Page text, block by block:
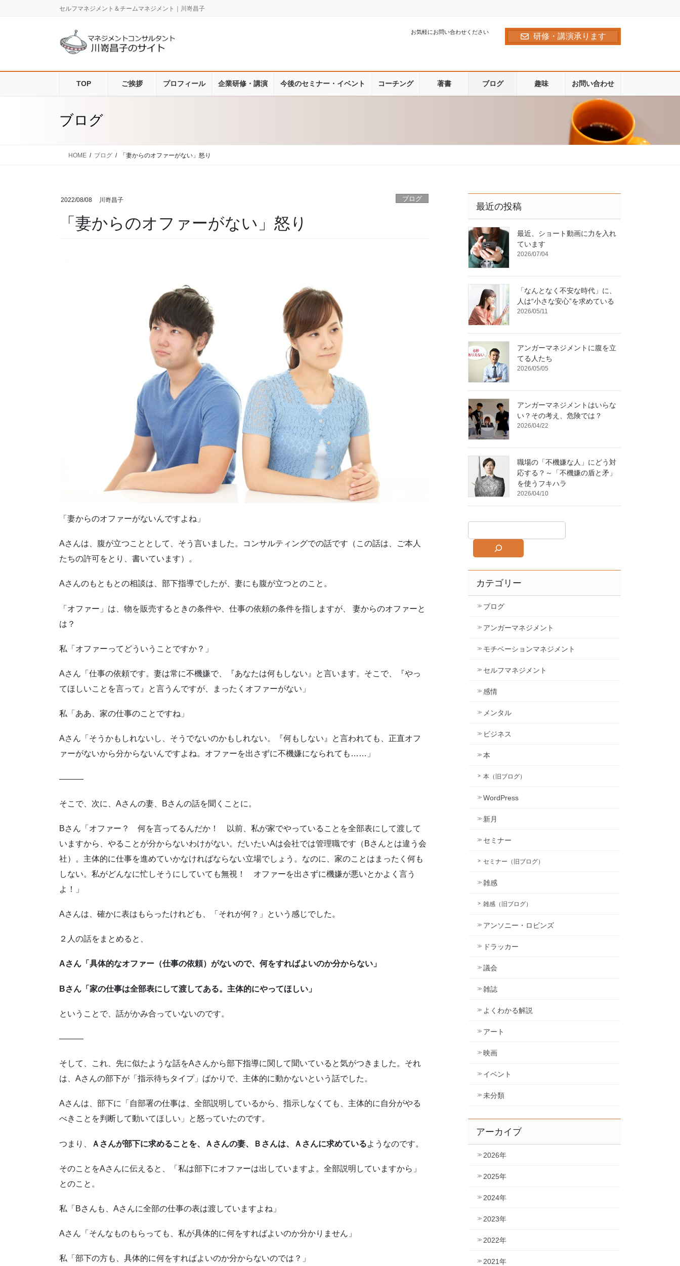
セルフマネジメント＆チームマネジメント｜川嵜昌子
お気軽にお問い合わせください
研修・講演承ります
TOP ご挨拶 プロフィール 企業研修・講演 今後のセミナー・イベント コーチング 著書 ブログ 趣味 お問い合わせ
ブログ
HOME ブログ 「妻からのオファーがない」怒り
2022/08/08 川嵜昌子 ブログ
「妻からのオファーがない」怒り
「妻からのオファーがないんですよね」
Aさんは、腹が立つこととして、そう言いました。コンサルティングでの話です（この話は、ご本人
たちの許可をとり、書いています）。
Aさんのもともとの相談は、部下指導でしたが、妻にも腹が立つとのこと。
「オファー」は、物を販売するときの条件や、仕事の依頼の条件を指しますが、 妻からのオファーと
は？
私「オファーってどういうことですか？」
Aさん「仕事の依頼です。妻は常に不機嫌で、『あなたは何もしない』と言います。そこで、『やっ
てほしいことを言って』と言うんですが、まったくオファーがない」
私「ああ、家の仕事のことですね」
Aさん「そうかもしれないし、そうでないのかもしれない。『何もしない』と言われても、正直オフ
ァーがないから分からないんですよね。オファーを出さずに不機嫌になられても……」
―――
そこで、次に、Aさんの妻、Bさんの話を聞くことに。
Bさん「オファー？ 何を言ってるんだか！ 以前、私が家でやっていることを全部表にして渡して
いますから、やることが分からないわけがない。だいたいAは会社では管理職です（Bさんとは違う会
社）。主体的に仕事を進めていかなければならない立場でしょう。なのに、家のことはまったく何も
しない。私がどんなに忙しそうにしていても無視！ オファーを出さずに機嫌が悪いとかよく言う
よ！」
Aさんは、確かに表はもらったけれども、「それが何？」という感じでした。
２人の話をまとめると、
Aさん「具体的なオファー（仕事の依頼）がないので、何をすればよいのか分からない」
Bさん「家の仕事は全部表にして渡してある。主体的にやってほしい」
ということで、話がかみ合っていないのです。
―――
そして、これ、先に似たような話をAさんから部下指導に関して聞いていると気がつきました。それ
は、Aさんの部下が「指示待ちタイプ」ばかりで、主体的に動かないという話でした。
Aさんは、部下に「自部署の仕事は、全部説明しているから、指示しなくても、主体的に自分がやる
べきことを判断して動いてほしい」と怒っていたのです。
つまり、 Ａさんが部下に求めることを、Ａさんの妻、Ｂさんは、Ａさんに求めているようなのです。
そのことをAさんに伝えると、「私は部下にオファーは出していますよ。全部説明していますから」
とのこと。
私「Bさんも、Aさんに全部の仕事の表は渡していますよね」
Aさん「そんなものもらっても、私が具体的に何をすればよいのか分かりません」
私「部下の方も、具体的に何をすればよいのか分からないのでは？」
最近の投稿
最近、ショート動画に力を入れ
ています
2026/07/04
「なんとなく不安な時代」に、
人は“小さな安心”を求めている
2026/05/11
アンガーマネジメントに腹を立
てる人たち
2026/05/05
アンガーマネジメントはいらな
い？その考え、危険では？
2026/04/22
職場の「不機嫌な人」にどう対
応する？～「不機嫌の盾と矛」
を使うフキハラ
2026/04/10
カテゴリー
ブログ
アンガーマネジメント
モチベーションマネジメント
セルフマネジメント
感情
メンタル
ビジネス
本
本（旧ブログ）
WordPress
新月
セミナー
セミナー（旧ブログ）
雑感
雑感（旧ブログ）
アンソニー・ロビンズ
ドラッカー
議会
雑誌
よくわかる解説
アート
映画
イベント
未分類
アーカイブ
2026年
2025年
2024年
2023年
2022年
2021年